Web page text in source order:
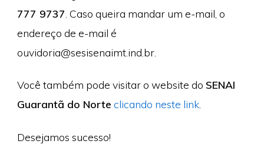
777 9737 . Caso queira mandar um e-mail, o
endereço de e-mail é
ouvidoria@sesisenaimt.ind.br.
Você também pode visitar o website do SENAI
Guarantã do Norte clicando neste link.
Desejamos sucesso!